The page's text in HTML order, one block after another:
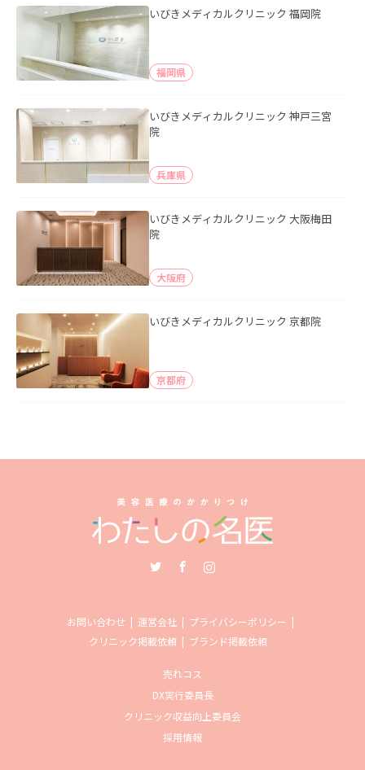
いびきメディカルクリニック 福岡院
福岡県
いびきメディカルクリニック 神戸三宮
院
兵庫県
いびきメディカルクリニック 大阪梅田
院
大阪府
いびきメディカルクリニック 京都院
京都府
お問い合わせ 運営会社
プライバシーポリシー
クリニック掲載依頼
ブランド掲載依頼
売れコス
DX実行委員長
クリニック収益向上委員会
採用情報